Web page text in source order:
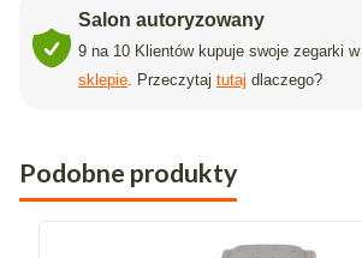
Salon autoryzowany
9 na 10 Klientów kupuje swoje zegarki w
sklepie. Przeczytaj tutaj dlaczego?
Podobne produkty